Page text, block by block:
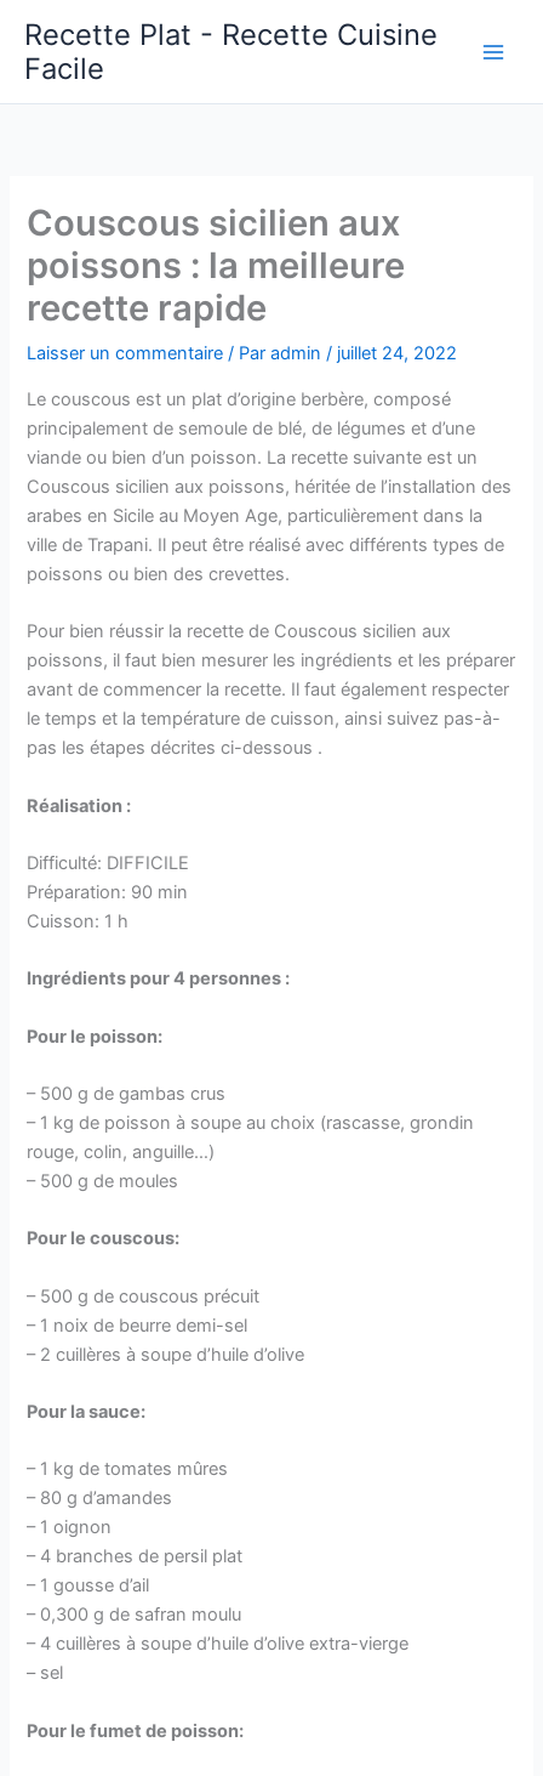
contenu
Recette Plat - Recette Cuisine
Facile
Couscous sicilien aux
poissons : la meilleure
recette rapide
Laisser un commentaire / Paradmin/ juillet 24, 2022
Le couscous est un plat d’origine berbère, composé
principalement de semoule de blé, de légumes et d’une
viande ou bien d’un poisson. La recette suivante est un
Couscous sicilien aux poissons, héritée de l’installation des
arabes en Sicile au Moyen Age, particulièrement dans la
ville de Trapani. Il peut être réalisé avec différents types de
poissons ou bien des crevettes.
Pour bien réussir la recette de Couscous sicilien aux
poissons, il faut bien mesurer les ingrédients et les préparer
avant de commencer la recette. Il faut également respecter
le temps et la température de cuisson, ainsi suivez pas-à-
pas les étapes décrites ci-dessous .
Réalisation :
Difficulté: DIFFICILE
Préparation: 90 min
Cuisson: 1 h
Ingrédients pour 4 personnes :
Pour le poisson:
– 500 g de gambas crus
– 1 kg de poisson à soupe au choix (rascasse, grondin
rouge, colin, anguille…)
– 500 g de moules
Pour le couscous:
– 500 g de couscous précuit
– 1 noix de beurre demi-sel
– 2 cuillères à soupe d’huile d’olive
Pour la sauce:
– 1 kg de tomates mûres
– 80 g d’amandes
– 1 oignon
– 4 branches de persil plat
– 1 gousse d’ail
– 0,300 g de safran moulu
– 4 cuillères à soupe d’huile d’olive extra-vierge
– sel
Pour le fumet de poisson: